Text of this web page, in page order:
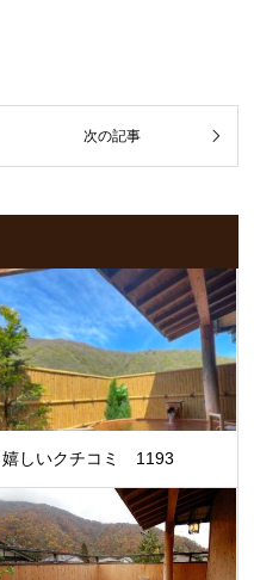
嬉しいクチコミ 1193